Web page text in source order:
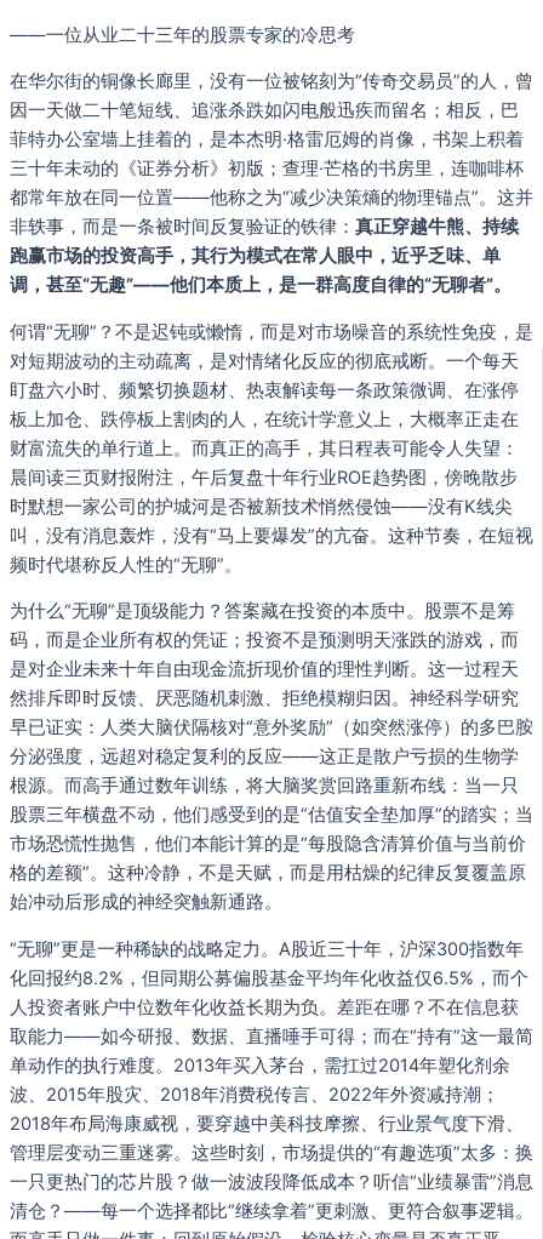
——一位从业二十三年的股票专家的冷思考
在华尔街的铜像长廊里，没有一位被铭刻为“传奇交易员”的人，曾
因一天做二十笔短线、追涨杀跌如闪电般迅疾而留名；相反，巴
菲特办公室墙上挂着的，是本杰明·格雷厄姆的肖像，书架上积着
三十年未动的《证券分析》初版；查理·芒格的书房里，连咖啡杯
都常年放在同一位置——他称之为“减少决策熵的物理锚点”。这并
非轶事，而是一条被时间反复验证的铁律： 真正穿越牛熊、持续
跑赢市场的投资高手，其行为模式在常人眼中，近乎乏味、单
调，甚至“无趣”——他们本质上，是一群高度自律的“无聊者”。
何谓“无聊”？不是迟钝或懒惰，而是对市场噪音的系统性免疫，是
对短期波动的主动疏离，是对情绪化反应的彻底戒断。一个每天
盯盘六小时、频繁切换题材、热衷解读每一条政策微调、在涨停
板上加仓、跌停板上割肉的人，在统计学意义上，大概率正走在
财富流失的单行道上。而真正的高手，其日程表可能令人失望：
晨间读三页财报附注，午后复盘十年行业ROE趋势图，傍晚散步
时默想一家公司的护城河是否被新技术悄然侵蚀——没有K线尖
叫，没有消息轰炸，没有“马上要爆发”的亢奋。这种节奏，在短视
频时代堪称反人性的“无聊”。
为什么“无聊”是顶级能力？答案藏在投资的本质中。股票不是筹
码，而是企业所有权的凭证；投资不是预测明天涨跌的游戏，而
是对企业未来十年自由现金流折现价值的理性判断。这一过程天
然排斥即时反馈、厌恶随机刺激、拒绝模糊归因。神经科学研究
早已证实：人类大脑伏隔核对“意外奖励”（如突然涨停）的多巴胺
分泌强度，远超对稳定复利的反应——这正是散户亏损的生物学
根源。而高手通过数年训练，将大脑奖赏回路重新布线：当一只
股票三年横盘不动，他们感受到的是“估值安全垫加厚”的踏实；当
市场恐慌性抛售，他们本能计算的是“每股隐含清算价值与当前价
格的差额”。这种冷静，不是天赋，而是用枯燥的纪律反复覆盖原
始冲动后形成的神经突触新通路。
“无聊”更是一种稀缺的战略定力。A股近三十年，沪深300指数年
化回报约8.2%，但同期公募偏股基金平均年化收益仅6.5%，而个
人投资者账户中位数年化收益长期为负。差距在哪？不在信息获
取能力——如今研报、数据、直播唾手可得；而在“持有”这一最简
单动作的执行难度。2013年买入茅台，需扛过2014年塑化剂余
波、2015年股灾、2018年消费税传言、2022年外资减持潮；
2018年布局海康威视，要穿越中美科技摩擦、行业景气度下滑、
管理层变动三重迷雾。这些时刻，市场提供的“有趣选项”太多：换
一只更热门的芯片股？做一波波段降低成本？听信“业绩暴雷”消息
清仓？——每一个选择都比“继续拿着”更刺激、更符合叙事逻辑。